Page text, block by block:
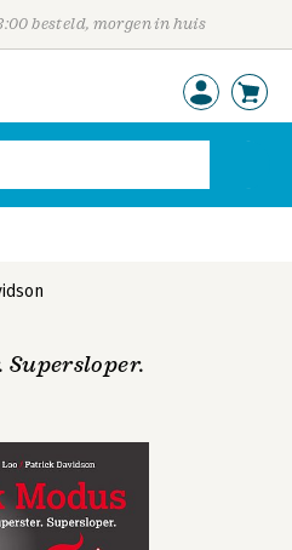
besteld, morgen in huis
Supersloper.